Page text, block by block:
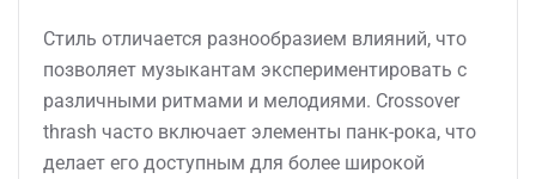
Стиль отличается разнообразием влияний, что
позволяет музыкантам экспериментировать с
различными ритмами и мелодиями. Crossover
thrash часто включает элементы панк-рока, что
делает его доступным для более широкой